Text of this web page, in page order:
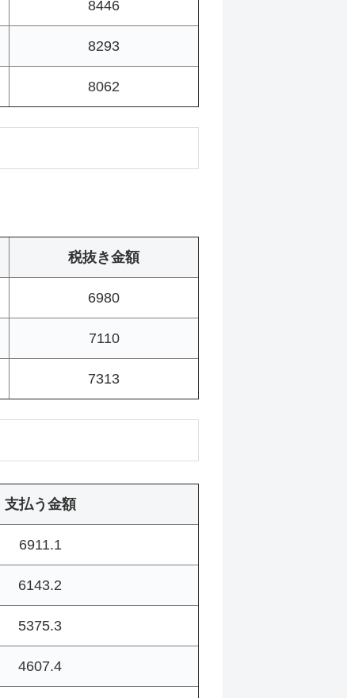
8446
8293
8062
税抜き金額
6980
7110
7313
支払う金額
6911.1
6143.2
5375.3
4607.4